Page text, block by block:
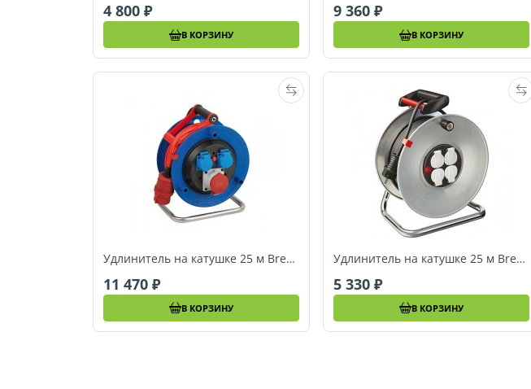
4 800
В КОРЗИНУ
9 360
В КОРЗИНУ
Удлинитель на катушке 25 м Brennenstuhl Garant, силовой (1182770)
11 470
В КОРЗИНУ
Удлинитель на катушке 25 м Brennenstuhl Garant (1195056)
5 330
В КОРЗИНУ